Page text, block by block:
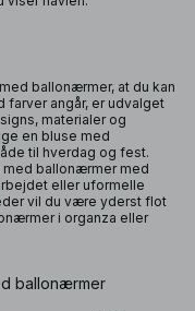
ballonærmer, at du kan
farver angår, er udvalget
materialer og
en bluse med
til hverdag og fest.
ballonærmer med
eller uformelle
vil du være yderst flot
i organza eller
ballonærmer